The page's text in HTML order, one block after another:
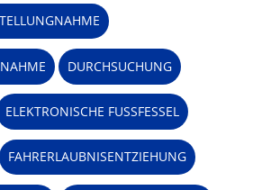
DURCHSUCHUNG
ELEKTRONISCHE FUSSFESSEL
FAHRERLAUBNISENTZIEHUNG